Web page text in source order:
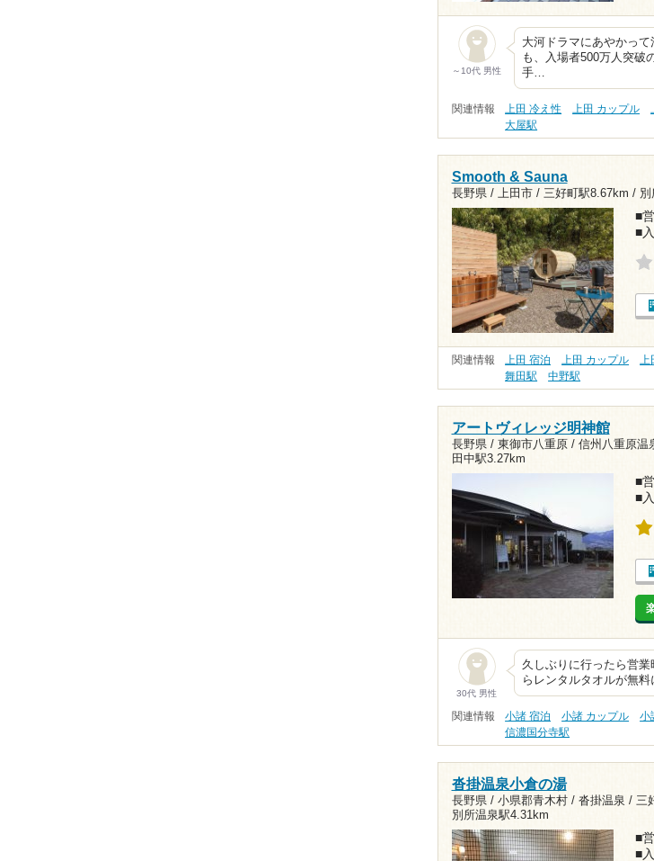
～10代 男性
大河ドラマにあやかっ
も、入場者500万人突破
手…
関連情報 上田 冷え性 上田 カップル
大屋駅
Smooth & Sauna
長野県 / 上田市 / 三好町駅8.67km / 別
■
■
関連情報 上田 宿泊 上田 カップル
舞田駅
中野駅
アートヴィレッジ明神館
長野県 / 東御市八重原 / 信州八重原温
田中駅3.27km
■
■
30代 男性
久しぶりに行ったら営
らレンタルタオルが無
関連情報 小諸 宿泊 小諸 カップル 小
信濃国分寺駅
沓掛温泉小倉の湯
長野県 / 小県郡青木村 / 沓掛温泉 / 三
別所温泉駅4.31km
■
■